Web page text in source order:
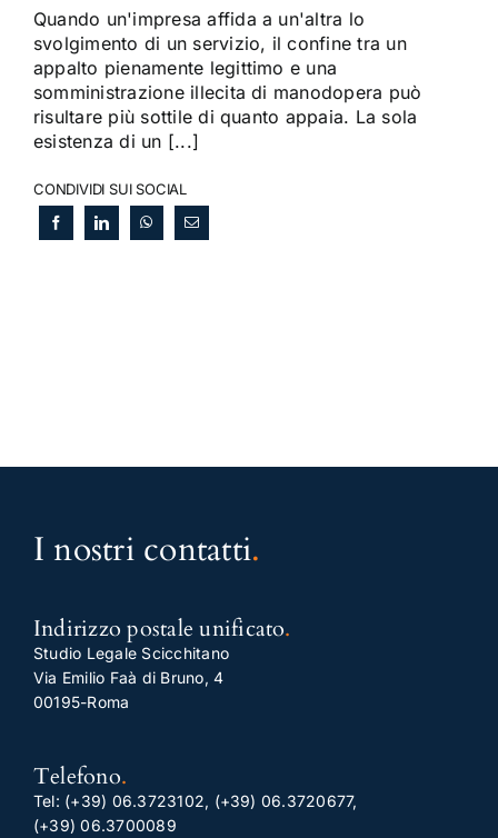
Quando un'impresa affida a un'altra lo
svolgimento di un servizio, il confine tra un
appalto pienamente legittimo e una
somministrazione illecita di manodopera può
risultare più sottile di quanto appaia. La sola
esistenza di un [...]
CONDIVIDI SUI SOCIAL
I nostri contatti.
Indirizzo postale unificato.
Studio Legale Scicchitano
Via Emilio Faà di Bruno, 4
00195-Roma
Telefono.
Tel: (+39) 06.3723102, (+39) 06.3720677,
(+39) 06.3700089